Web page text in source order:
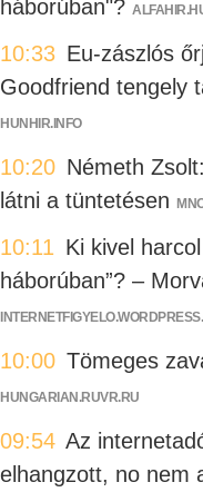
háborúban"?
10:33 Eu-zászlós
Goodfriend tengely
HUNHIR.INFO
10:20 Németh
látni a tüntetésen
10:11 Ki kivel
háborúban”? –
10:00 Tömeges
HUNGARIAN.RUVR.RU
09:54 Az
elhangzott, no nem